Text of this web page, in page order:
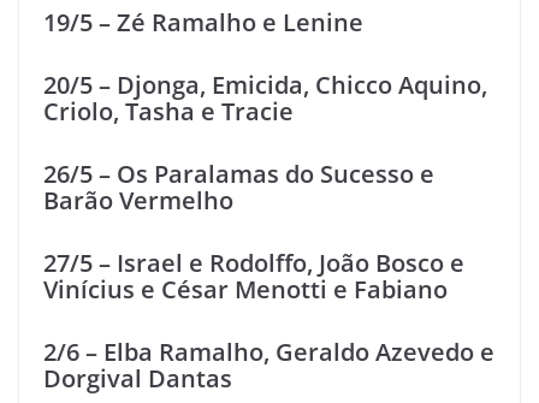
19/5 – Zé Ramalho e Lenine
20/5 – Djonga, Emicida, Chicco Aquino,
Criolo, Tasha e Tracie
26/5 – Os Paralamas do Sucesso e
Barão Vermelho
27/5 – Israel e Rodolffo, João Bosco e
Vinícius e César Menotti e Fabiano
2/6 – Elba Ramalho, Geraldo Azevedo e
Dorgival Dantas